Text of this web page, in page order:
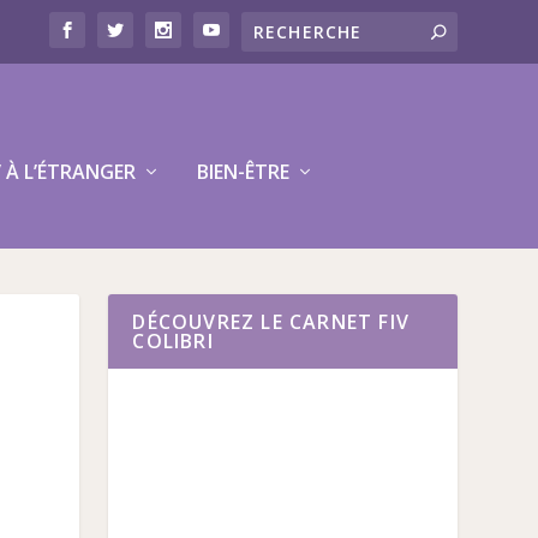
À L’ÉTRANGER BIEN-ÊTRE
DÉCOUVREZ LE CARNET FIV
COLIBRI